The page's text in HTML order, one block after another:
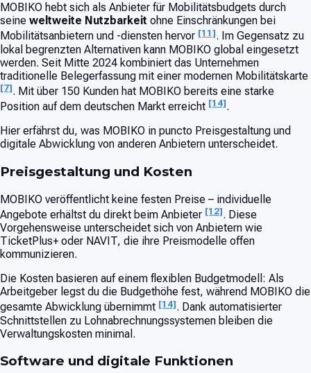
MOBIKO hebt sich als Anbieter für Mobilitätsbudgets durch
seine weltweite Nutzbarkeit ohne Einschränkungen bei
Mobilitätsanbietern und -diensten hervor [11]. Im Gegensatz zu
lokal begrenzten Alternativen kann MOBIKO global eingesetzt
werden. Seit Mitte 2024 kombiniert das Unternehmen
traditionelle Belegerfassung mit einer modernen Mobilitätskarte
[7]. Mit über 150 Kunden hat MOBIKO bereits eine starke
Position auf dem deutschen Markt erreicht [14].
Hier erfährst du, was MOBIKO in puncto Preisgestaltung und
digitale Abwicklung von anderen Anbietern unterscheidet.
Preisgestaltung und Kosten
MOBIKO veröffentlicht keine festen Preise – individuelle
Angebote erhältst du direkt beim Anbieter [12]. Diese
Vorgehensweise unterscheidet sich von Anbietern wie
TicketPlus+ oder NAVIT, die ihre Preismodelle offen
kommunizieren.
Die Kosten basieren auf einem flexiblen Budgetmodell: Als
Arbeitgeber legst du die Budgethöhe fest, während MOBIKO die
gesamte Abwicklung übernimmt [14]. Dank automatisierter
Schnittstellen zu Lohnabrechnungssystemen bleiben die
Verwaltungskosten minimal.
Software und digitale Funktionen